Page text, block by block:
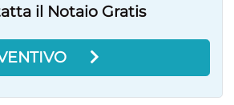
il Notaio Gratis